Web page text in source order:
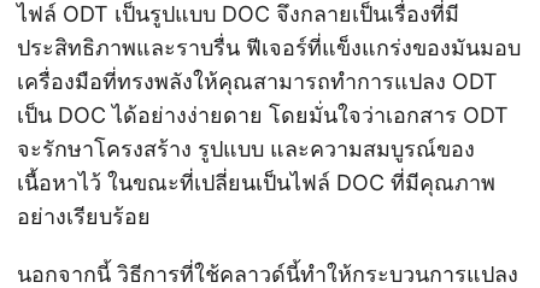
ไฟล์ ODT เป็นรูปแบบ DOC จึงกลายเป็นเรื่องที่มี
ประสิทธิภาพและราบรื่น ฟีเจอร์ที่แข็งแกร่งของมันมอบ
เครื่องมือที่ทรงพลังให้คุณสามารถทำการแปลง ODT
เป็น DOC ได้อย่างง่ายดาย โดยมั่นใจว่าเอกสาร ODT
จะรักษาโครงสร้าง รูปแบบ และความสมบูรณ์ของ
เนื้อหาไว้ ในขณะที่เปลี่ยนเป็นไฟล์ DOC ที่มีคุณภาพ
อย่างเรียบร้อย
นอกจากนี้ วิธีการที่ใช้คลาวด์นี้ทำให้กระบวนการแปลง